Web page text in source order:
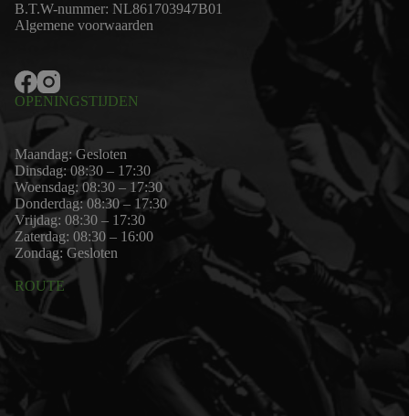
B.T.W-nummer: NL861703947B01
Algemene voorwaarden
OPENINGSTIJDEN
Maandag: Gesloten
Dinsdag: 08:30 – 17:30
Woensdag: 08:30 – 17:30
Donderdag: 08:30 – 17:30
Vrijdag: 08:30 – 17:30
Zaterdag: 08:30 – 16:00
Zondag: Gesloten
ROUTE